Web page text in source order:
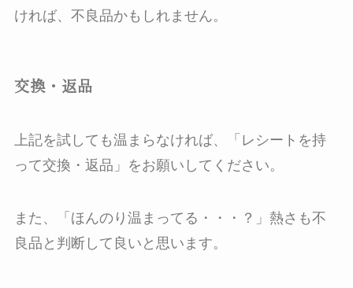
ければ、不良品かもしれません。
交換・返品
上記を試しても温まらなければ、「 レシートを持
って交換 ・ 返品 」をお願いしてください。
また、「ほんのり温まってる・・・？」熱さも不
良品と判断して良いと思います。